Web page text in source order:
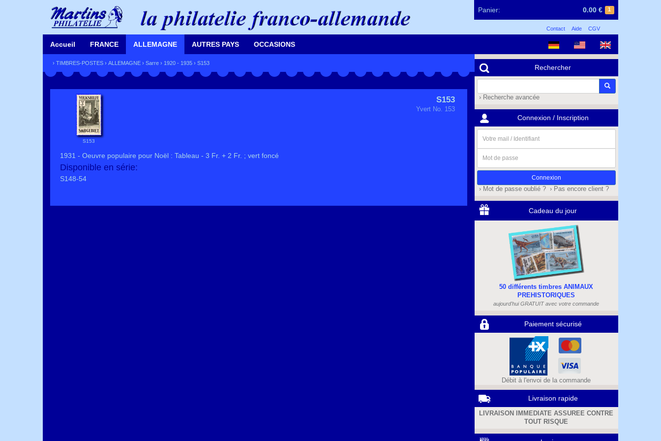
Panier: 1
0.00 €
Contact Aide CGV
Accueil FRANCE ALLEMAGNE AUTRES PAYS OCCASIONS
› TIMBRES-POSTES › ALLEMAGNE › Sarre › 1920 - 1935 › S153
S153
S153
Yvert No. 153
1931 - Oeuvre populaire pour Noël : Tableau - 3 Fr. + 2 Fr. ; vert foncé
Disponible en série:
S148-54
Rechercher
› Recherche avancée
Connexion / Inscription
mail
/
Identifiant
de
passe
› Mot de passe oublié ? › Pas encore client ?
Cadeau du jour
50 différents timbres ANIMAUX
PREHISTORIQUES
aujourd'hui GRATUIT avec votre commande
Paiement sécurisé
Débit à l'envoi de la commande
Livraison rapide
LIVRAISON IMMEDIATE ASSUREE CONTRE
TOUT RISQUE